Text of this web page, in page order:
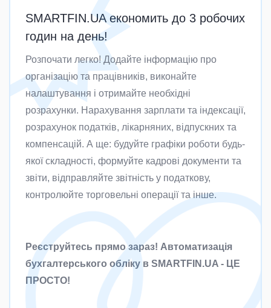
SMARTFIN.UA економить до 3 робочих
годин на день!
Розпочати легко! Додайте інформацію про
організацію та працівників, виконайте
налаштування і отримайте необхідні
розрахунки. Нарахування зарплати та індексації,
розрахунок податків, лікарняних, відпускних та
компенсацій. А ще: будуйте графіки роботи будь-
якої складності, формуйте кадрові документи та
звіти, відправляйте звітність у податкову,
контролюйте торговельні операції та інше.
Реєструйтесь прямо зараз! Автоматизація
бухгалтерського обліку в SMARTFIN.UA - ЦЕ
ПРОСТО!